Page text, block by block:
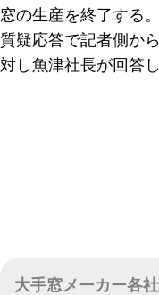
窓の生産を終了する
質疑応答で記者側か
対し魚津社長が回答し
大手窓メーカー各